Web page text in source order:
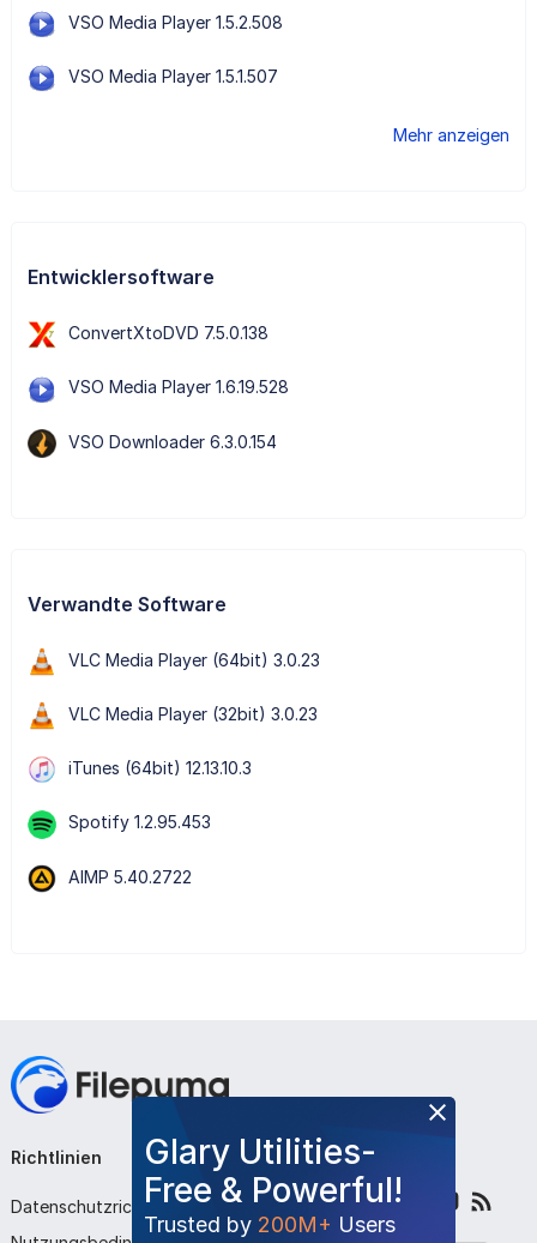
VSO Media Player 1.5.2.508
VSO Media Player 1.5.1.507
Mehr anzeigen
Entwicklersoftware
ConvertXtoDVD 7.5.0.138
VSO Media Player 1.6.19.528
VSO Downloader 6.3.0.154
Verwandte Software
VLC Media Player (64bit) 3.0.23
VLC Media Player (32bit) 3.0.23
iTunes (64bit) 12.13.10.3
Spotify 1.2.95.453
AIMP 5.40.2722
Glary Utilities-
Free & Powerful!
Trusted by 200M+ Users
Richtlinien
Datenschutzrichtlinie
Unternehmen
Über uns
Folge uns